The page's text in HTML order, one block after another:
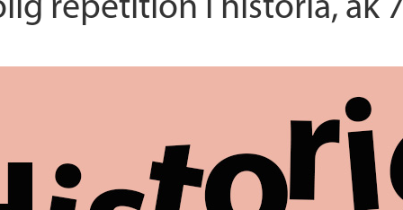
repetition i historia, åk